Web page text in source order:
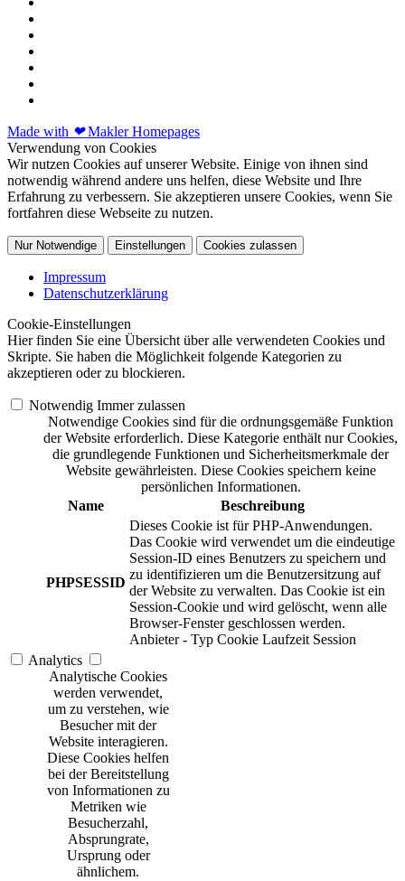
Made with ❤Makler Homepages
Verwendung von Cookies
Wir nutzen Cookies auf unserer Website. Einige von ihnen sind
notwendig während andere uns helfen, diese Website und Ihre
Erfahrung zu verbessern. Sie akzeptieren unsere Cookies, wenn Sie
fortfahren diese Webseite zu nutzen.
Nur Notwendige Einstellungen Cookies zulassen
Impressum
Datenschutzerklärung
Cookie-Einstellungen
Hier finden Sie eine Übersicht über alle verwendeten Cookies und
Skripte. Sie haben die Möglichkeit folgende Kategorien zu
akzeptieren oder zu blockieren.
Notwendig Immer zulassen
Notwendige Cookies sind für die ordnungsgemäße Funktion
der Website erforderlich. Diese Kategorie enthält nur Cookies,
die grundlegende Funktionen und Sicherheitsmerkmale der
Website gewährleisten. Diese Cookies speichern keine
persönlichen Informationen.
Name
Beschreibung
PHPSESSID
Dieses Cookie ist für PHP-Anwendungen.
Das Cookie wird verwendet um die eindeutige
Session-ID eines Benutzers zu speichern und
zu identifizieren um die Benutzersitzung auf
der Website zu verwalten. Das Cookie ist ein
Session-Cookie und wird gelöscht, wenn alle
Browser-Fenster geschlossen werden.
Anbieter - Typ Cookie Laufzeit Session
Analytics
Analytische Cookies
werden verwendet,
um zu verstehen, wie
Besucher mit der
Website interagieren.
Diese Cookies helfen
bei der Bereitstellung
von Informationen zu
Metriken wie
Besucherzahl,
Absprungrate,
Ursprung oder
ähnlichem.